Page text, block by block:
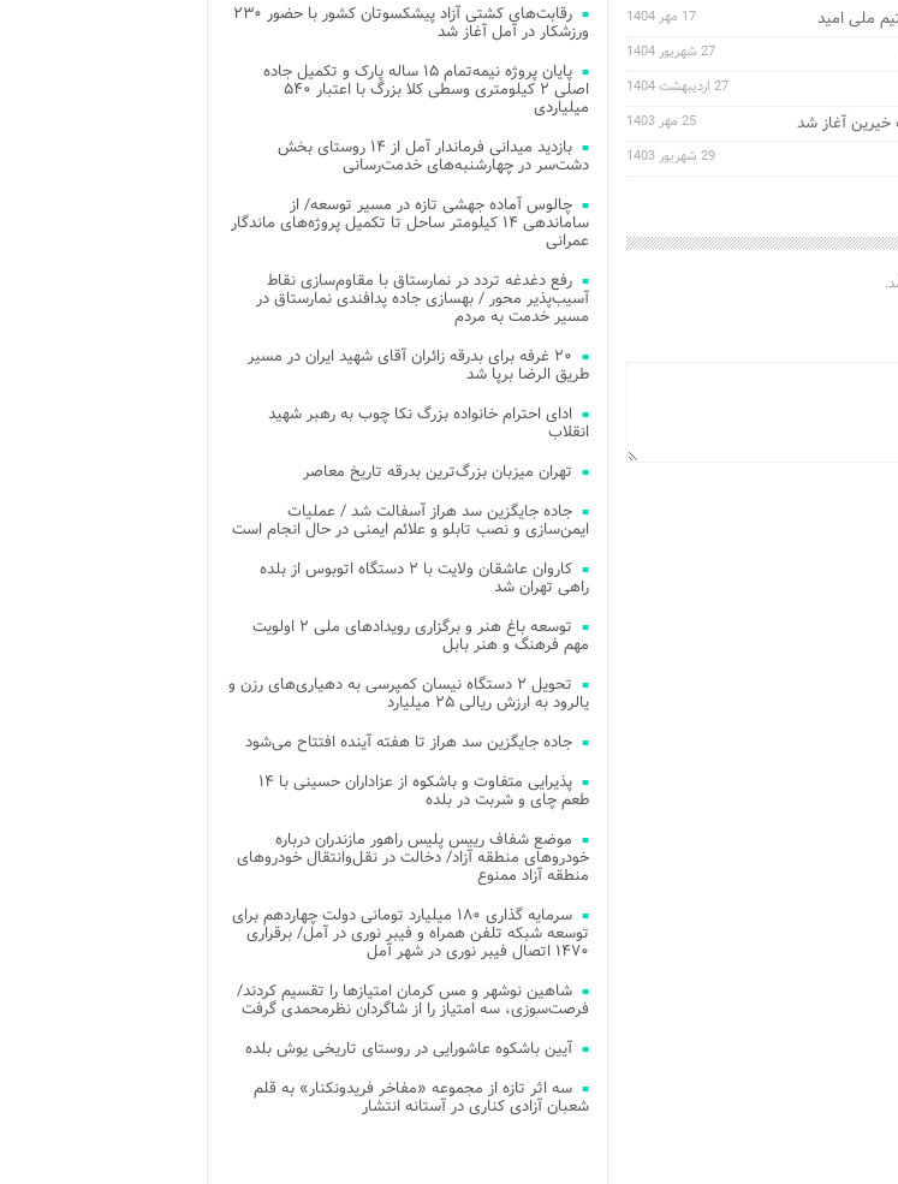
ملی امید 17 مهر 1404
27 شهریور 1404
27 اردیبهشت 1404
آغاز شد 25 مهر 1403
29 شهریور 1403
رقابت‌های کشتی آزاد پیشکسوتان کشور با حضور ۲۳۰
ورزشکار در آمل آغاز شد
پایان پروژه نیمه‌تمام ۱۵ ساله پارک و تکمیل جاده
اصلی ۲ کیلومتری وسطی کلا بزرگ با اعتبار ۵۴۰
میلیاردی
بازدید میدانی فرماندار آمل از ۱۴ روستای بخش
دشت‌سر در چهارشنبه‌های خدمت‌رسانی
چالوس آماده جهشی تازه در مسیر توسعه/ از
ساماندهی ۱۴ کیلومتر ساحل تا تکمیل پروژه‌های ماندگار
عمرانی
رفع دغدغه تردد در نمارستاق با مقاوم‌سازی نقاط
آسیب‌پذیر محور / بهسازی جاده پدافندی نمارستاق در
مسیر خدمت به مردم
۲۰ غرفه برای بدرقه زائران آقای شهید ایران در مسیر
طریق الرضا برپا شد
ادای احترام خانواده بزرگ نکا چوب به رهبر شهید
انقلاب
تهران میزبان بزرگ‌ترین بدرقه تاریخ معاصر
جاده جایگزین سد هراز آسفالت شد / عملیات
ایمن‌سازی و نصب تابلو و علائم ایمنی در حال انجام است
کاروان عاشقان ولایت با ۲ دستگاه اتوبوس از بلده
راهی تهران شد
توسعه باغ هنر و برگزاری رویدادهای ملی ۲ اولویت
مهم فرهنگ و هنر بابل
تحویل ۲ دستگاه نیسان کمپرسی به دهیاری‌های رزن و
یالرود به ارزش ریالی ۲۵ میلیارد
جاده جایگزین سد هراز تا هفته آینده افتتاح می‌شود
پذیرایی متفاوت و باشکوه از عزاداران حسینی با ۱۴
طعم چای و شربت در بلده
موضع شفاف رییس پلیس راهور مازندران درباره
خودروهای منطقه آزاد/ دخالت در نقل‌وانتقال خودروهای
منطقه آزاد ممنوع
سرمایه گذاری ۱۸۰ میلیارد تومانی دولت چهاردهم برای
توسعه شبکه تلفن همراه و فیبر نوری در آمل/ برقراری
۱۴۷۰ اتصال فیبر نوری در شهر آمل
شاهین نوشهر و مس کرمان امتیازها را تقسیم کردند/
فرصت‌سوزی، سه امتیاز را از شاگردان نظرمحمدی گرفت
آیین باشکوه عاشورایی در روستای تاریخی یوش بلده
سه اثر تازه از مجموعه «مفاخر فریدونکنار» به قلم
شعبان آزادی کناری در آستانه انتشار